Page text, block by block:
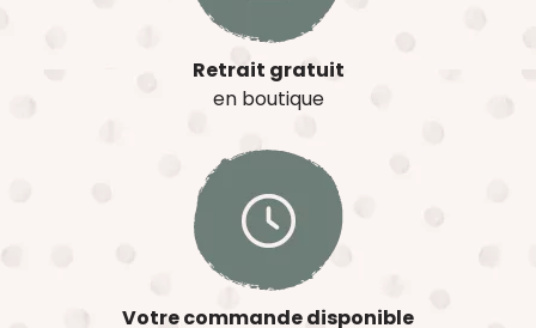
Retrait gratuit
en boutique
Votre commande disponible